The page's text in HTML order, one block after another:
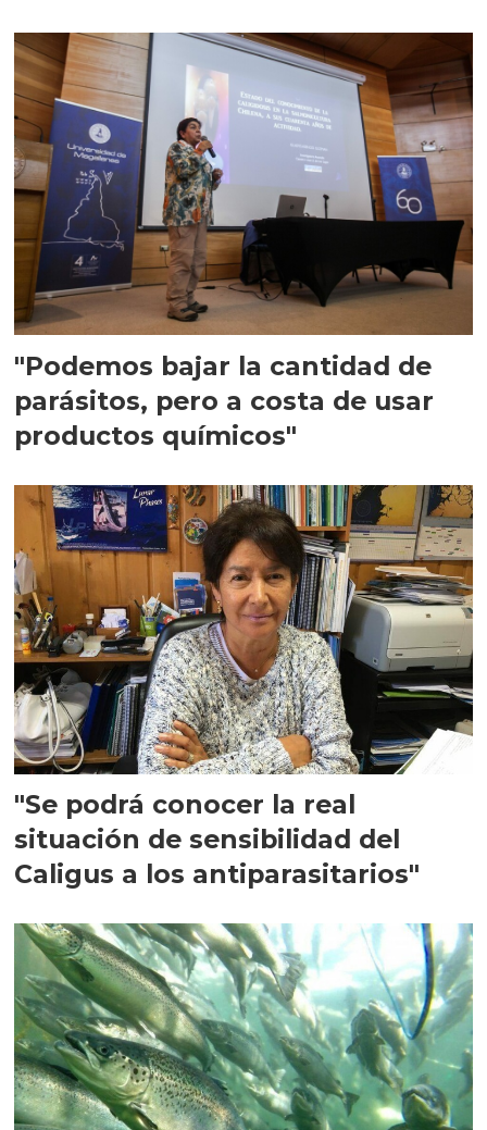
"Podemos bajar la cantidad de
parásitos, pero a costa de usar
productos químicos"
"Se podrá conocer la real
situación de sensibilidad del
Caligus a los antiparasitarios"